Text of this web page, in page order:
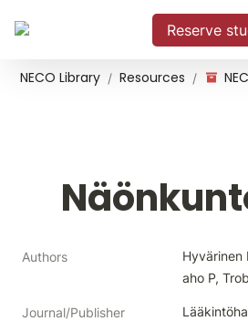
Reserve
NECO Library / Resources /
Authors
Hyvärinen
aho P,
Journal/Publisher